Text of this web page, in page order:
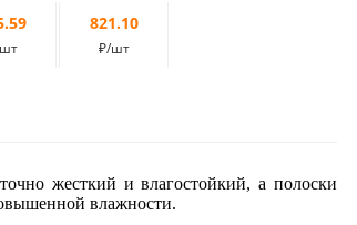
821.10
₽/шт
жесткий и влагостойкий, а полоски
влажности.